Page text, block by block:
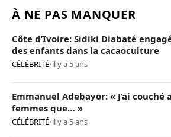
À NE PAS MANQUER
Côte d’Ivoire: Sidiki Diabaté
des enfants dans la cacaoculture
CÉLÉBRITÉ•il y a 5 ans
Emmanuel Adebayor: « J’ai couché
femmes que… »
CÉLÉBRITÉ•il y a 5 ans